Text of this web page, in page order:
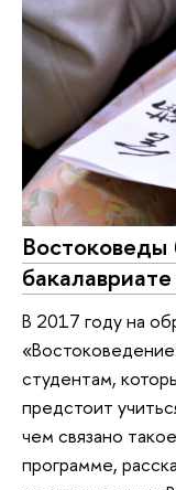
Востоковеды
В 2017 году на
студентам,
предстоит
чем связано
программе,